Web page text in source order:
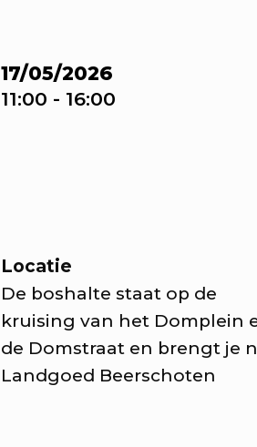
16/04/2023
25/05/2023
PROGRAMMA
16/04/2023
17/05/2026
11:00 - 16:00
Locatie
De boshalte staat op de
kruising van het Domplein
de Domstraat en brengt je
Landgoed Beerschoten